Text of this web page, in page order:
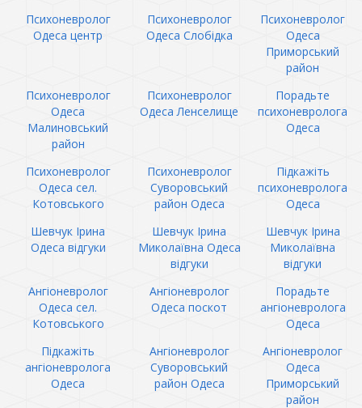
Психоневролог
Одеса центр
Психоневролог
Одеса Слобідка
Психоневролог
Одеса
Приморський
район
Психоневролог
Одеса
Малиновський
район
Психоневролог
Одеса Ленселище
Порадьте
психоневролога
Одеса
Психоневролог
Одеса сел.
Котовського
Психоневролог
Суворовський
район Одеса
Підкажіть
психоневролога
Одеса
Шевчук Ірина
Одеса відгуки
Шевчук Ірина
Миколаївна Одеса
відгуки
Шевчук Ірина
Миколаївна
відгуки
Ангіоневролог
Одеса сел.
Котовського
Ангіоневролог
Одеса поскот
Порадьте
ангіоневролога
Одеса
Підкажіть
ангіоневролога
Одеса
Ангіоневролог
Суворовський
район Одеса
Ангіоневролог
Одеса
Приморський
район